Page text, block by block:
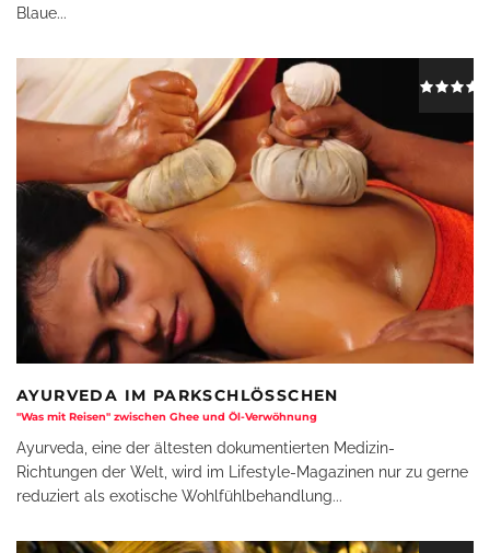
Blaue...
AYURVEDA IM PARKSCHLÖSSCHEN
"Was mit Reisen" zwischen Ghee und Öl-Verwöhnung
Ayurveda, eine der ältesten dokumentierten Medizin-
Richtungen der Welt, wird im Lifestyle-Magazinen nur zu gerne
reduziert als exotische Wohlfühlbehandlung...